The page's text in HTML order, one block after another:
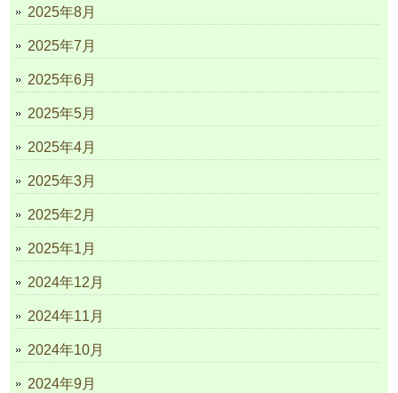
2025年8月
2025年7月
2025年6月
2025年5月
2025年4月
2025年3月
2025年2月
2025年1月
2024年12月
2024年11月
2024年10月
2024年9月